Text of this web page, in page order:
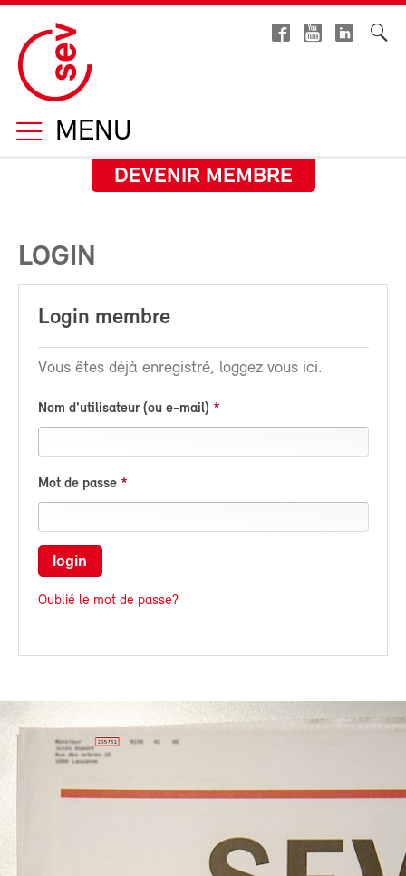
MENU
DEVENIR MEMBRE
LOGIN
Login membre
Vous êtes déjà enregistré, loggez vous ici.
Nom d'utilisateur (ou e-mail)
Mot de passe
login
Oublié le mot de passe?